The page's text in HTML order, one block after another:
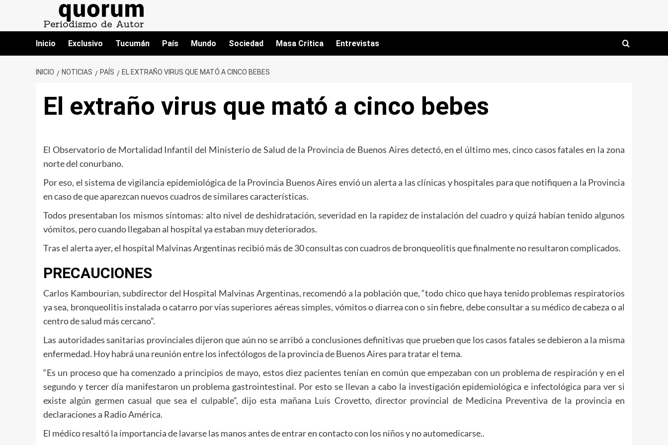
contenido
Inicio
Exclusivo Tucumán País Mundo Sociedad Masa Critica Entrevistas
INICIO NOTICIAS PAÍS EL EXTRAÑO VIRUS QUE MATÓ A CINCO BEBES
El extraño virus que mató a cinco bebes
El Observatorio de Mortalidad Infantil del Ministerio de Salud de la Provincia de Buenos Aires detectó, en el último mes, cinco casos fatales en la zona
norte del conurbano.
Por eso, el sistema de vigilancia epidemiológica de la Provincia Buenos Aires envió un alerta a las clínicas y hospitales para que notifiquen a la Provincia
en caso de que aparezcan nuevos cuadros de similares características.
Todos presentaban los mismos síntomas: alto nivel de deshidratación, severidad en la rapidez de instalación del cuadro y quizá habían tenido algunos
vómitos, pero cuando llegaban al hospital ya estaban muy deteriorados.
Tras el alerta ayer, el hospital Malvinas Argentinas recibió más de 30 consultas con cuadros de bronqueolitis que finalmente no resultaron complicados.
PRECAUCIONES
Carlos Kambourian, subdirector del Hospital Malvinas Argentinas, recomendó a la población que, “todo chico que haya tenido problemas respiratorios
ya sea, bronqueolitis instalada o catarro por vías superiores aéreas simples, vómitos o diarrea con o sin fiebre, debe consultar a su médico de cabeza o al
centro de salud más cercano”.
Las autoridades sanitarias provinciales dijeron que aún no se arribó a conclusiones definitivas que prueben que los casos fatales se debieron a la misma
enfermedad. Hoy habrá una reunión entre los infectólogos de la provincia de Buenos Aires para tratar el tema.
“Es un proceso que ha comenzado a principios de mayo, estos diez pacientes tenían en común que empezaban con un problema de respiración y en el
segundo y tercer día manifestaron un problema gastrointestinal. Por esto se llevan a cabo la investigación epidemiológica e infectológica para ver si
existe algún germen casual que sea el culpable”, dijo esta mañana Luis Crovetto, director provincial de Medicina Preventiva de la provincia en
declaraciones a Radio América.
El médico resaltó la importancia de lavarse las manos antes de entrar en contacto con los niños y no automedicarse..